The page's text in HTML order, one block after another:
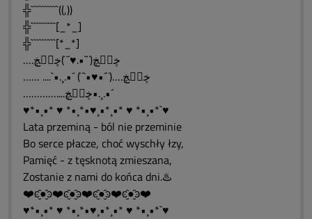
╬``````````((,))
╬`````````[_*_]
╬`````````[*_*]
….ڿڰۣڿ(¨`•.♥´¨)ڿڰۣڿ
…… ....`•.¸.•´ (¨`•♥•´¨)….ڿڰۣڿ
…………....ڿڰۣڿ•.¸.•´
♥*•¸•* ♥ *•¸*•♥¸•*¸•* ♥ *•¸•*`♥
Lata przeminą - ból nie przeminie
Bo serce płacze, choć wyschły łzy,
Pamięć - z tęsknotą zmieszana,
Zostanie z nami do końca dni.♨️
❤️ͼ̮̑●̮̑ͽ❤️ͼ̮̑●̮̑ͽ❤️ͼ̮̑●̮̑ͽ❤️ͼ̮̑●̮̑ͽ❤️
♥*•¸•* ♥ *•¸*•♥¸•*¸•* ♥ *•¸•*`♥